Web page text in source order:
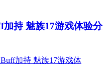
加持 魅族17游戏体验分